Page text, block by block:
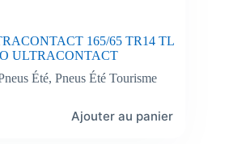
165/65 TR14 TL
ULTRACONTACT
Été, Pneus Été Tourisme
Ajouter au panier